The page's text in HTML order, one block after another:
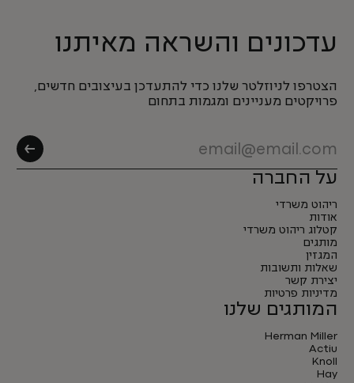
עדכונים והשראה מאיתנו
הצטרפו לניוזלטר שלנו כדי להתעדכן בעיצובים חדשים,
פרויקטים מעניינים ומגמות בתחום
על החברה
ריהוט משרדי
אודות
קטלוג ריהוט משרדי
מותגים
המגזין
שאלות ותשובות
יצירת קשר
מדיניות פרטיות
המותגים שלנו
Herman Miller
Actiu
Knoll
Hay